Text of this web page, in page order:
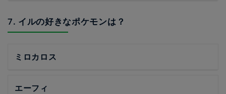
7. イルの好きなポケモンは？
ミロカロス
エーフィ